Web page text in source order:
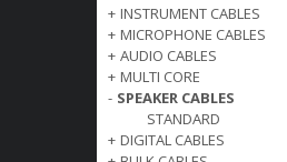
+ INSTRUMENT CABLES
+ MICROPHONE CABLES
+ AUDIO CABLES
+ MULTI CORE
- SPEAKER CABLES
STANDARD
+ DIGITAL CABLES